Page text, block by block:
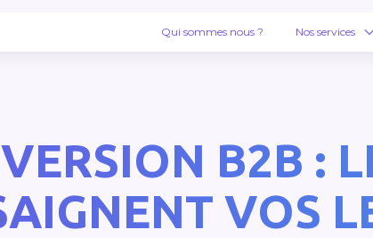
Qui sommes nous ? Nos services
B2B :
VOS